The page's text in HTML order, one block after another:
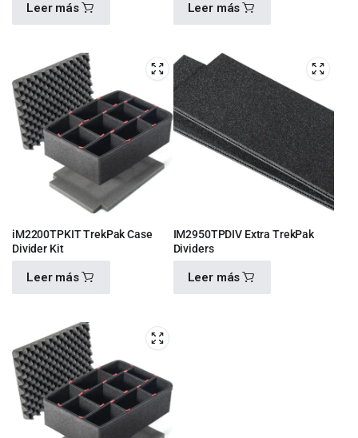
Leer más Leer más
iM2200TPKIT TrekPak Case
Divider Kit
Leer más
IM2950TPDIV Extra TrekPak
Dividers
Leer más